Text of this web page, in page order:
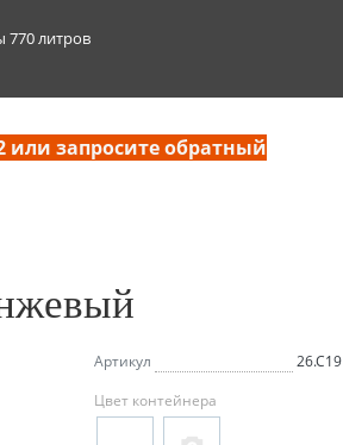
литров
или запросите обратный
Артикул
26.С19
Цвет контейнера